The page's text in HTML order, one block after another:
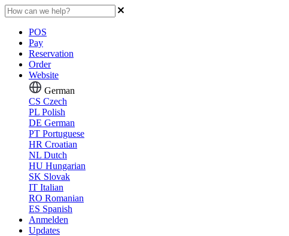
POS
Pay
Reservation
Order
Website
German
CS Czech
PL Polish
DE German
PT Portuguese
HR Croatian
NL Dutch
HU Hungarian
SK Slovak
IT Italian
RO Romanian
ES Spanish
Anmelden
Updates